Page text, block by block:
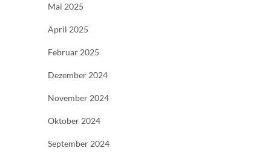
Mai 2025
April 2025
Februar 2025
Dezember 2024
November 2024
Oktober 2024
September 2024